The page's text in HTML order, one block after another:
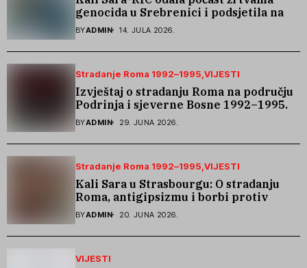
genocida u Srebrenici i podsjetila na
stradanje Roma iz Skočića
BYADMIN 14. JULA 2026.
Stradanje Roma 1992–1995 VIJESTI
Izvještaj o stradanju Roma na području
Podrinja i sjeverne Bosne 1992–1995.
godine
BYADMIN 29. JUNA 2026.
Stradanje Roma 1992–1995 VIJESTI
Kali Sara u Strasbourgu: O stradanju
Roma, antigipsizmu i borbi protiv
govora mržnje
BYADMIN 20. JUNA 2026.
VIJESTI